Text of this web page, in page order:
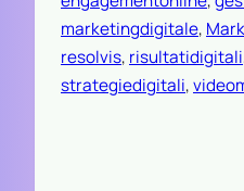
marketingdigitale,
resolvis, risultatidigitali
strategiedigitali,